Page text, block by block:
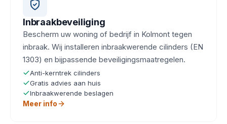
Inbraakbeveiliging
Bescherm uw woning of bedrijf in Kolmont tegen
inbraak. Wij installeren inbraakwerende cilinders (EN
1303) en bijpassende beveiligingsmaatregelen.
Anti-kerntrek cilinders
Gratis advies aan huis
Inbraakwerende beslagen
Meer info